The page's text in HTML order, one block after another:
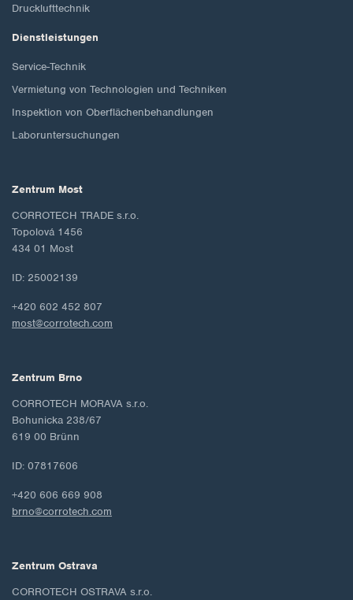
Drucklufttechnik
Dienstleistungen
Service-Technik
Vermietung von Technologien und Techniken
Inspektion von Oberflächenbehandlungen
Laboruntersuchungen
Zentrum Most
CORROTECH TRADE s.r.o.
Topolová 1456
434 01 Most
ID: 25002139
+420 602 452 807
most@corrotech.com
Zentrum Brno
CORROTECH MORAVA s.r.o.
Bohunicka 238/67
619 00 Brünn
ID: 07817606
+420 606 669 908
brno@corrotech.com
Zentrum Ostrava
CORROTECH OSTRAVA s.r.o.